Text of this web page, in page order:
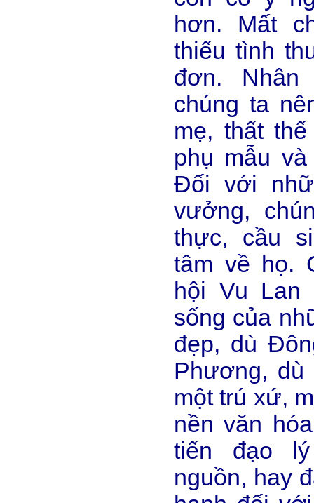
hơn. Mất
thiếu tình
đơn.
chúng ta
mẹ, thất
phụ mẫu
Đối với
vưởng,
thực, cầu
tâm về họ.
hội Vu Lan
sống của
đẹp, dù
Phương,
một trú xứ,
nền văn
tiến đạo
nguồn, hay